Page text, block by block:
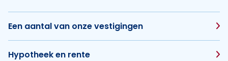
Een aantal van onze vestigingen
Hypotheek en rente